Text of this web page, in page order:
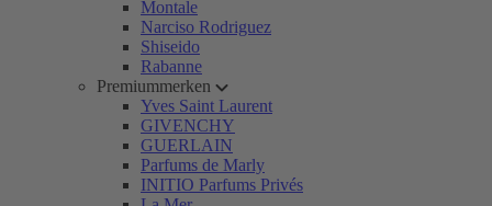
Montale
Narciso Rodriguez
Shiseido
Rabanne
Premiummerken
Yves Saint Laurent
GIVENCHY
GUERLAIN
Parfums de Marly
INITIO Parfums Privés